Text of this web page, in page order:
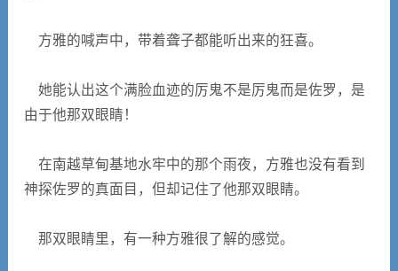
方雅的喊声中，带着聋子都能听出来的狂喜。
她能认出这个满脸血迹的厉鬼不是厉鬼而是佐罗，是
由于他那双眼睛！
在南越草甸基地水牢中的那个雨夜，方雅也没有看到
神探佐罗的真面目，但却记住了他那双眼睛。
那双眼睛里，有一种方雅很了解的感觉。